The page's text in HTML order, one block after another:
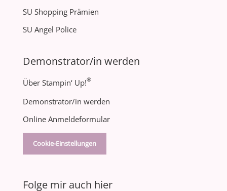
SU Shopping Prämien
SU Angel Police
Demonstrator/in werden
Über Stampin‘ Up!®
Demonstrator/in werden
Online Anmeldeformular
Cookie-Einstellungen
Folge mir auch hier